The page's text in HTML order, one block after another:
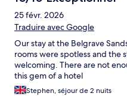
25 févr. 2026
Traduire avec Google
Our stay at the Belgrave
rooms were spotless and the
welcoming. There are not
this gem of a hotel
Stephen, séjour de 2 nuits